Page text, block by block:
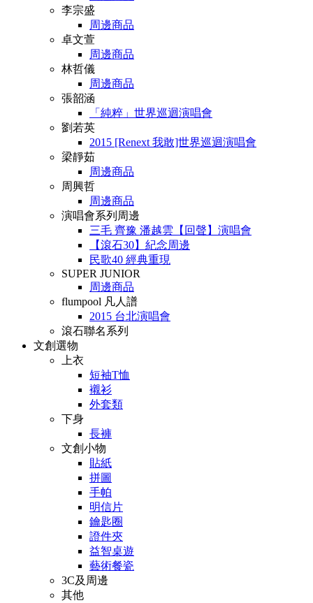
李宗盛
周邊商品
卓文萱
周邊商品
林哲儀
周邊商品
張韶涵
「純粹」世界巡迴演唱會
劉若英
2015 [Renext 我敢]世界巡迴演唱會
梁靜茹
周邊商品
周興哲
周邊商品
演唱會系列周邊
三毛 齊豫 潘越雲【回聲】演唱會
【滾石30】紀念周邊
民歌40 經典重現
SUPER JUNIOR
周邊商品
flumpool 凡人譜
2015 台北演唱會
滾石聯名系列
文創選物
上衣
短袖T恤
襯衫
外套類
下身
長褲
文創小物
貼紙
拼圖
手帕
明信片
鑰匙圈
證件夾
益智桌遊
藝術餐瓷
3C及周邊
其他